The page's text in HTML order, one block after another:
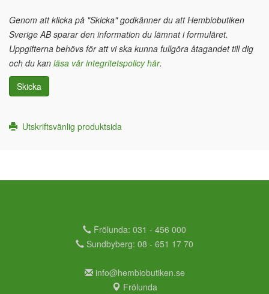
Genom att klicka på "Skicka" godkänner du att Hembiobutiken
Sverige AB sparar den information du lämnat i formuläret.
Uppgifterna behövs för att vi ska kunna fullgöra åtagandet till dig
och du kan läsa vår integritetspolicy här.
Skicka
Utskriftsvänlig produktsida
Frölunda: 031 - 456 000
Sundbyberg: 08 - 651 17 70
info@hembiobutiken.se
Frölunda